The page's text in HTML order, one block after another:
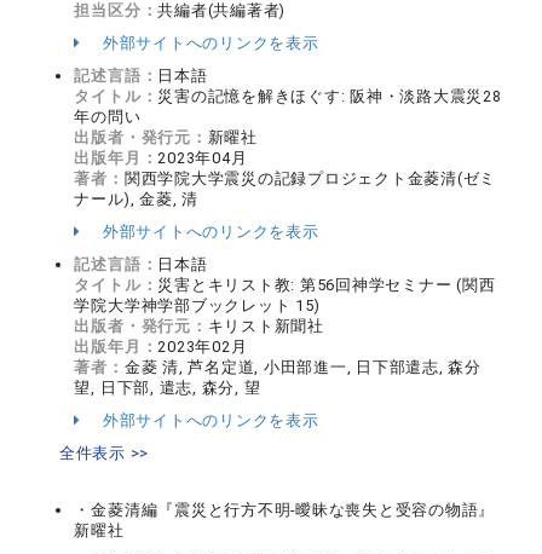
担当区分：共編者(共編著者)
外部サイトへのリンクを表示
記述言語： 日本語
タイトル： 災害の記憶を解きほぐす: 阪神・淡路大震災28
年の問い
出版者・発行元： 新曜社
出版年月：2023年04月
著者： 関西学院大学震災の記録プロジェクト金菱清(ゼミ
ナール), 金菱, 清
外部サイトへのリンクを表示
記述言語： 日本語
タイトル： 災害とキリスト教: 第56回神学セミナー (関西
学院大学神学部ブックレット 15)
出版者・発行元： キリスト新聞社
出版年月：2023年02月
著者： 金菱 清, 芦名定道, 小田部進一, 日下部遣志, 森分
望, 日下部, 遣志, 森分, 望
外部サイトへのリンクを表示
全件表示 >>
・金菱清編『震災と行方不明-曖昧な喪失と受容の物語』
新曜社